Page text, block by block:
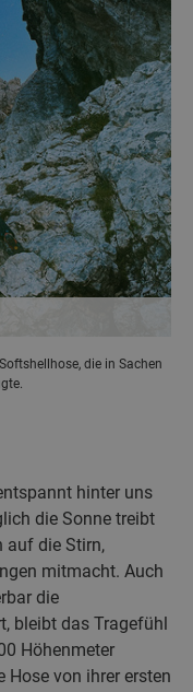
die in Sachen
hinter uns
die Sonne treibt
auf die Stirn,
mitmacht. Auch
die
bleibt das Tragefühl
Höhenmeter
von ihrer ersten